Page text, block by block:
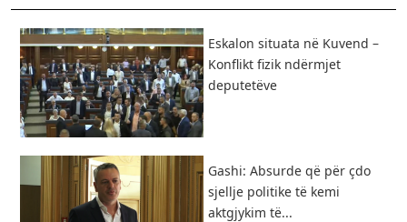
Eskalon situata në Kuvend –
Konflikt fizik ndërmjet
deputetëve
Gashi: Absurde që për çdo
sjellje politike të kemi
aktgjykim të...